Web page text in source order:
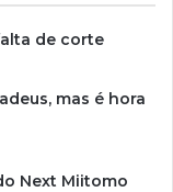
de corte
mas é hora
Next Miitomo